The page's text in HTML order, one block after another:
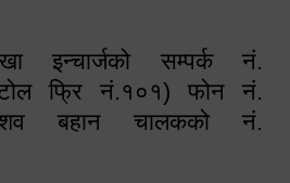
इन्चार्जको सम्पर्क नं.
फ्रि नं.१०१) फोन नं.
बहान चालकको नं.